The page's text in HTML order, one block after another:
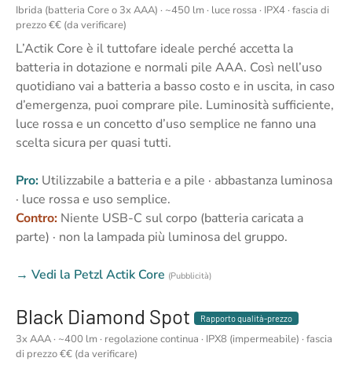
Ibrida (batteria Core o 3x AAA) · ~450 lm · luce rossa · IPX4 · fascia di
prezzo €€ (da verificare)
L’Actik Core è il tuttofare ideale perché accetta la
batteria in dotazione e normali pile AAA. Così nell’uso
quotidiano vai a batteria a basso costo e in uscita, in caso
d’emergenza, puoi comprare pile. Luminosità sufficiente,
luce rossa e un concetto d’uso semplice ne fanno una
scelta sicura per quasi tutti.
Pro: Utilizzabile a batteria e a pile · abbastanza luminosa
· luce rossa e uso semplice.
Contro: Niente USB-C sul corpo (batteria caricata a
parte) · non la lampada più luminosa del gruppo.
→ Vedi la Petzl Actik Core (Pubblicità)
Black Diamond Spot Rapporto qualità-prezzo
3x AAA · ~400 lm · regolazione continua · IPX8 (impermeabile) · fascia
di prezzo €€ (da verificare)